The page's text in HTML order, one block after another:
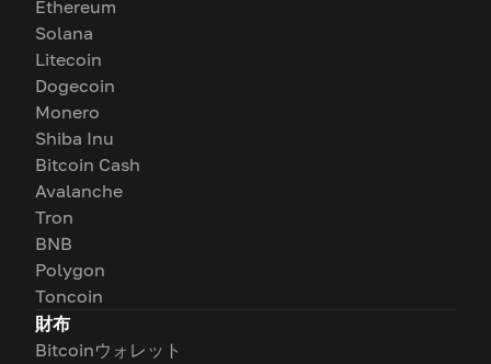
Ethereum
Solana
Litecoin
Dogecoin
Monero
Shiba Inu
Bitcoin Cash
Avalanche
Tron
BNB
Polygon
Toncoin
財布
Bitcoinウォレット